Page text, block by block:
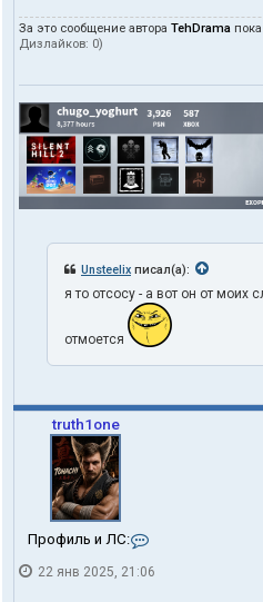
За это сообщение автора TehDrama
Дизлайков: 0)
Unsteelix писал(а):
я то отсосу - а вот он от моих
отмоется
truth1one
Профиль и ЛС:
н
22 янв 2025, 21:06